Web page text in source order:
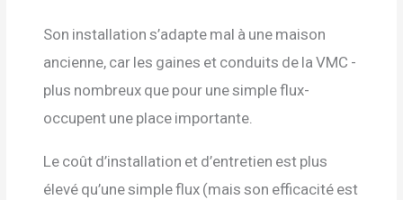
Son installation s’adapte mal à une maison
ancienne, car les gaines et conduits de la VMC -
plus nombreux que pour une simple flux-
occupent une place importante.
Le coût d’installation et d’entretien est plus
élevé qu’une simple flux (mais son efficacité est